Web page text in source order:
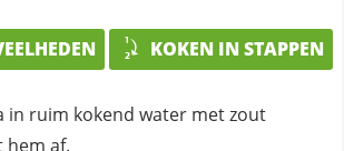
KOKEN IN STAPPEN
in ruim kokend water met zout
hem af.